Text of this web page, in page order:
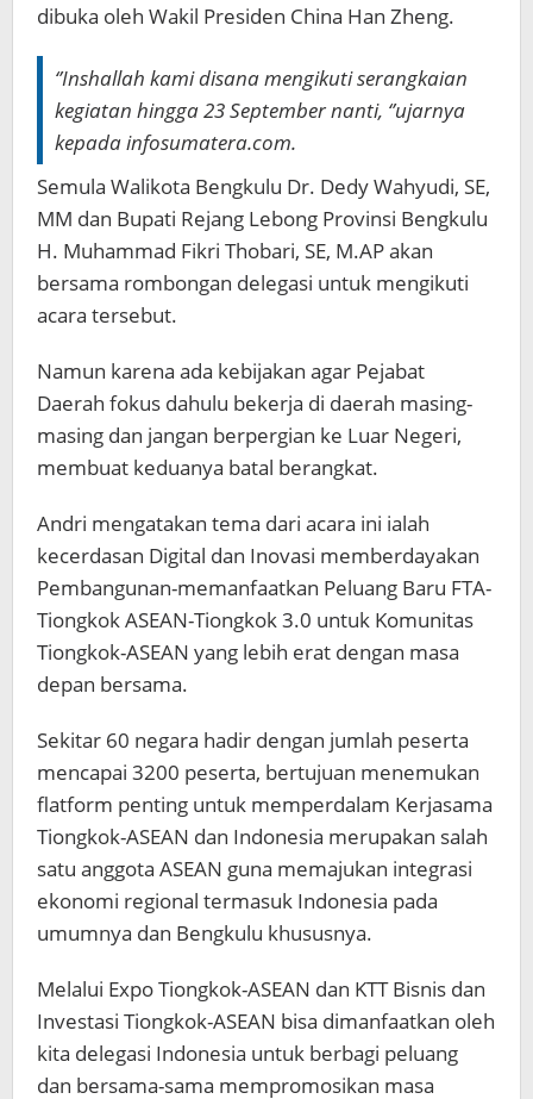
dibuka oleh Wakil Presiden China Han Zheng.
‘’Inshallah kami disana mengikuti serangkaian
kegiatan hingga 23 September nanti, ‘’ujarnya
kepada infosumatera.com.
Semula Walikota Bengkulu Dr. Dedy Wahyudi, SE,
MM dan Bupati Rejang Lebong Provinsi Bengkulu
H. Muhammad Fikri Thobari, SE, M.AP akan
bersama rombongan delegasi untuk mengikuti
acara tersebut.
Namun karena ada kebijakan agar Pejabat
Daerah fokus dahulu bekerja di daerah masing-
masing dan jangan berpergian ke Luar Negeri,
membuat keduanya batal berangkat.
Andri mengatakan tema dari acara ini ialah
kecerdasan Digital dan Inovasi memberdayakan
Pembangunan-memanfaatkan Peluang Baru FTA-
Tiongkok ASEAN-Tiongkok 3.0 untuk Komunitas
Tiongkok-ASEAN yang lebih erat dengan masa
depan bersama.
Sekitar 60 negara hadir dengan jumlah peserta
mencapai 3200 peserta, bertujuan menemukan
flatform penting untuk memperdalam Kerjasama
Tiongkok-ASEAN dan Indonesia merupakan salah
satu anggota ASEAN guna memajukan integrasi
ekonomi regional termasuk Indonesia pada
umumnya dan Bengkulu khususnya.
Melalui Expo Tiongkok-ASEAN dan KTT Bisnis dan
Investasi Tiongkok-ASEAN bisa dimanfaatkan oleh
kita delegasi Indonesia untuk berbagi peluang
dan bersama-sama mempromosikan masa